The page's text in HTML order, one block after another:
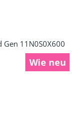
Wie neu